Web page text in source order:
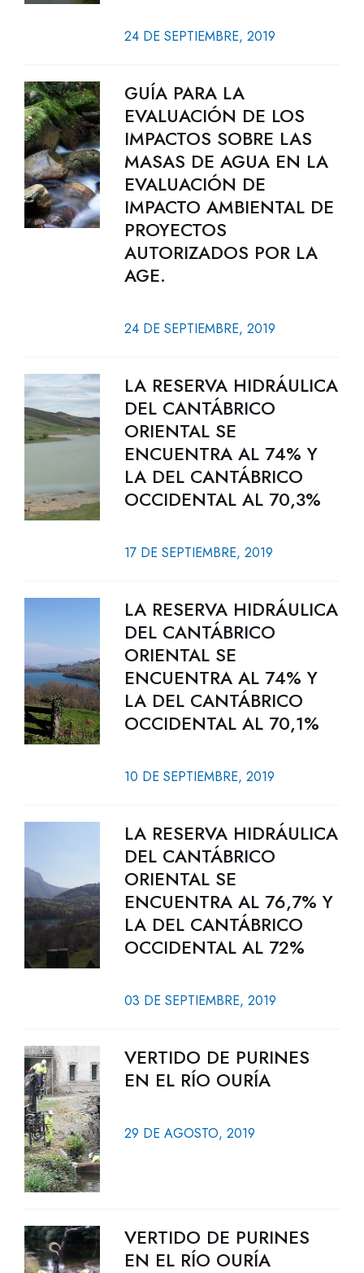
24 DE SEPTIEMBRE, 2019
GUÍA PARA LA
EVALUACIÓN DE LOS
IMPACTOS SOBRE LAS
MASAS DE AGUA EN LA
EVALUACIÓN DE
IMPACTO AMBIENTAL DE
PROYECTOS
AUTORIZADOS POR LA
AGE.
24 DE SEPTIEMBRE, 2019
LA RESERVA HIDRÁULICA
DEL CANTÁBRICO
ORIENTAL SE
ENCUENTRA AL 74% Y
LA DEL CANTÁBRICO
OCCIDENTAL AL 70,3%
17 DE SEPTIEMBRE, 2019
LA RESERVA HIDRÁULICA
DEL CANTÁBRICO
ORIENTAL SE
ENCUENTRA AL 74% Y
LA DEL CANTÁBRICO
OCCIDENTAL AL 70,1%
10 DE SEPTIEMBRE, 2019
LA RESERVA HIDRÁULICA
DEL CANTÁBRICO
ORIENTAL SE
ENCUENTRA AL 76,7% Y
LA DEL CANTÁBRICO
OCCIDENTAL AL 72%
03 DE SEPTIEMBRE, 2019
VERTIDO DE PURINES
EN EL RÍO OURÍA
29 DE AGOSTO, 2019
VERTIDO DE PURINES
EN EL RÍO OURÍA